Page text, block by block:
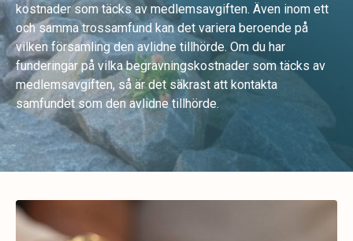
kostnader som täcks av medlemsavgiften. Även inom ett
och samma trossamfund kan det variera beroende på
vilken församling den avlidne tillhörde. Om du har
funderingar på vilka begravningskostnader som täcks av
medlemsavgiften, så är det säkrast att kontakta
samfundet som den avlidne tillhörde.